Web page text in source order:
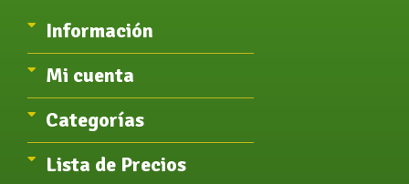
Información
Mi cuenta
Categorías
Lista de Precios